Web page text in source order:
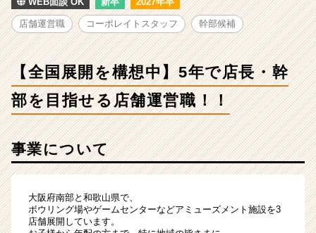
幹
部
指
せ
る
営
職！！
|
ベ
店舗運営職 コーポレイトスタッフ 幹部候補
【全国展開を構想中】5年で店長・幹
部を目指せる店舗運営職！！
事業について
大阪府南部と和歌山県で、
ボウリング場やゲームセンターなどアミューズメント施設を3
店舗展開しています。